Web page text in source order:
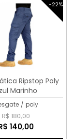
-22%
Ripstop Poly
Marinho
/ poly
R$ 180,00
140,00